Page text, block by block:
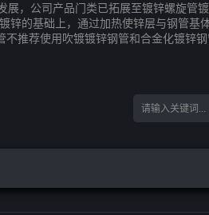
，公司产品门类已拓展至镀锌螺旋管
的基础上，通过加热使锌层与钢管
推荐使用吹镀镀锌钢管和合金化镀锌钢